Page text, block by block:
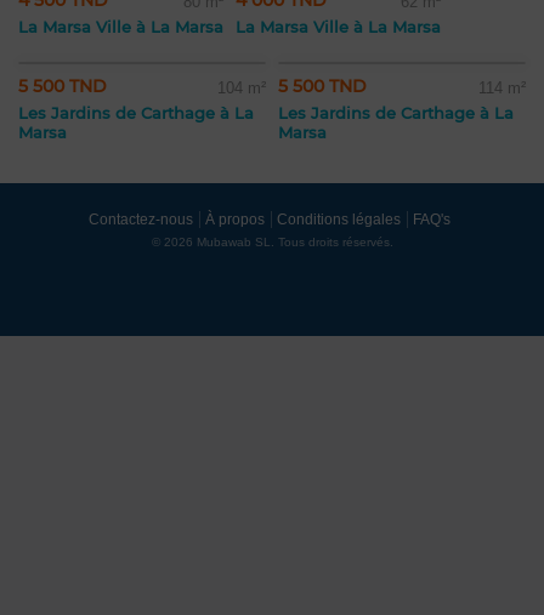
La Marsa Ville à La Marsa La Marsa Ville à La Marsa
5 500 TND 104 m²
Les Jardins de Carthage à La
Marsa
5 500 TND 114 m²
Les Jardins de Carthage à La
Marsa
Contactez-nous À propos Conditions légales FAQ's
© 2026 Mubawab SL. Tous droits réservés.